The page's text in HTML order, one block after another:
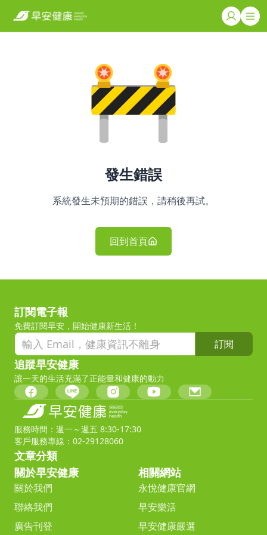
發生錯誤
系統發生未預期的錯誤，請稍後再試。
回到首頁
訂閱電子報
免費訂閱早安，開始健康新生活！
訂閱
追蹤早安健康
讓一天的生活充滿了正能量和健康的動力
服務時間：週一～週五 8:30-17:30
客戶服務專線：02-29128060
文章分類
關於早安健康
關於我們
聯絡我們
廣告刊登
相關網站
永悅健康官網
早安樂活
早安健康嚴選